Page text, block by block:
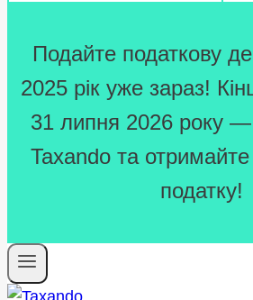
Подайте податкову
2025 рік уже зараз!
31 липня 2026 року —
Taxando та
податку!